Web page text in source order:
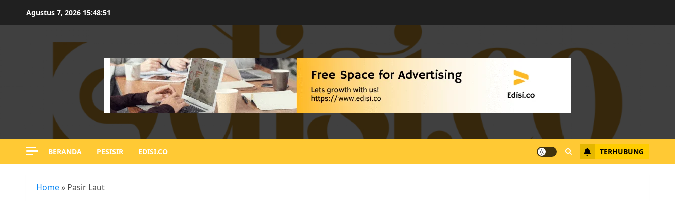
Agustus 7, 2026 15:48:52
BERANDA PESISIR EDISI.CO TERHUBUNG
Home » Pasir Laut
Warga Rempang Ajukan
Kota Batam, Soroti
Aktivitas yang Resahkan
0
Batam Berhenti
Merampas Tanah Warga
Rempang
JULI 15, 2026